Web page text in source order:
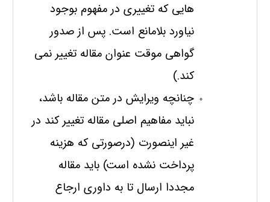
هایی که تغییری در مفهوم بوجود
نیاورد بلامانع است. پس از صدور
گواهی موقت عنوان مقاله تغییر نمی
کند.)
چنانچه ویرایش در متن مقاله باشد،
نباید مفاهیم اصلی مقاله تغییر کند در
غیر اینصورت (درصورتی که هزینه
پرداخت نشده است) باید مقاله
مجددا ارسال تا به داوری ارجاع